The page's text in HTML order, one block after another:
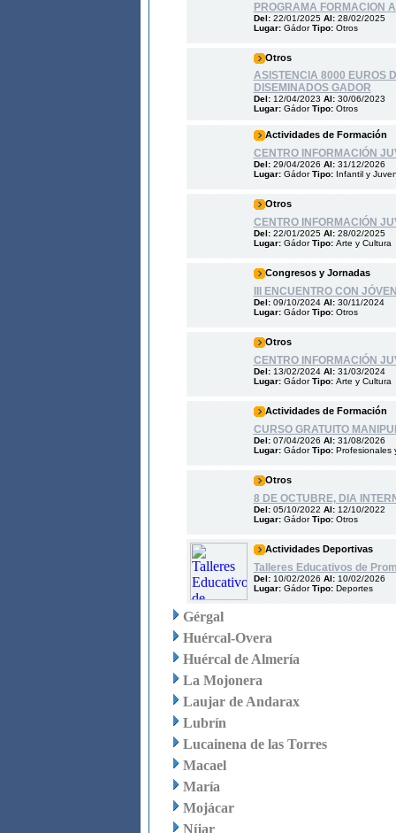
PROGRAMA FORMACION
Del: 22/01/2025 Al: 28/02/2025
Lugar: GádorTipo: Otros
Otros
ASISTENCIA 8000 EUROS
DISEMINADOS GADOR
Del: 12/04/2023 Al: 30/06/2023
Lugar: GádorTipo: Otros
Actividades de Formación
CENTRO INFORMACIÓN
Del: 29/04/2026 Al: 31/12/2026
Lugar: GádorTipo: Infantil y
Otros
CENTRO INFORMACIÓN
Del: 22/01/2025 Al: 28/02/2025
Lugar: GádorTipo: Arte y Cultura
Congresos y Jornadas
III ENCUENTRO CON
Del: 09/10/2024 Al: 30/11/2024
Lugar: GádorTipo: Otros
Otros
CENTRO INFORMACIÓN
Del: 13/02/2024 Al: 31/03/2024
Lugar: GádorTipo: Arte y Cultura
Actividades de Formación
CURSO GRATUITO
Del: 07/04/2026 Al: 31/08/2026
Lugar: GádorTipo: Profesionales
Otros
8 DE OCTUBRE, DIA
Del: 05/10/2022 Al: 12/10/2022
Lugar: GádorTipo: Otros
Actividades Deportivas
Talleres Educativos de
Del: 10/02/2026 Al: 10/02/2026
Lugar: GádorTipo: Deportes
Gérgal
Huércal-Overa
Huércal de Almería
La Mojonera
Laujar de Andarax
Lubrín
Lucainena de las Torres
Macael
María
Mojácar
Níjar